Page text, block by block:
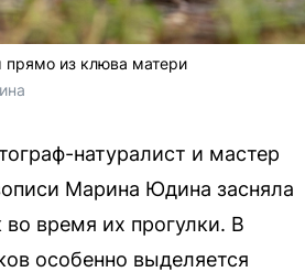
прямо из клюва матери
натуралист и мастер
Марина Юдина засняла
время их прогулки. В
особенно выделяется